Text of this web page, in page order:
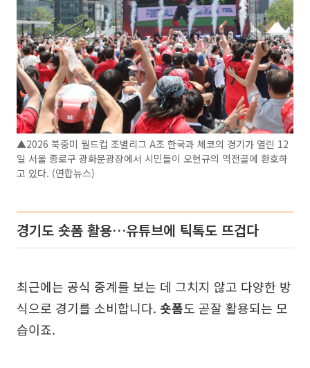
▲2026 북중미 월드컵 조별리그 A조 한국과 체코의 경기가 열린 12
일 서울 종로구 광화문광장에서 시민들이 오현규의 역전골에 환호하
고 있다. (연합뉴스)
경기도 숏폼 활용…유튜브에 틱톡도 뜨겁다
최근에는 공식 중계를 보는 데 그치지 않고 다양한 방
식으로 경기를 소비합니다. 숏폼도 곧잘 활용되는 모
습이죠.